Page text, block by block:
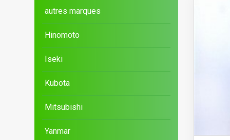
autres marques
Hinomoto
Iseki
Kubota
Mitsubishi
Yanmar